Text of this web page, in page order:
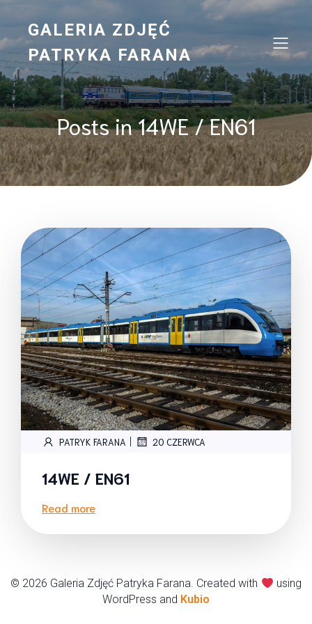
GALERIA ZDJĘĆ
PATRYKA FARANA
Posts in 14WE / EN61
PATRYK FARANA | 20 CZERWCA
14WE / EN61
Read more
© 2026 Galeria Zdjęć Patryka Farana. Created with
using
WordPress and Kubio